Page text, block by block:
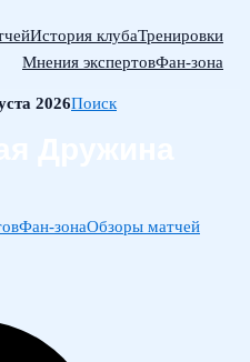
История клубаТренировки
Мнения экспертовФан-зона
2026Поиск
Фан-зонаОбзоры матчей